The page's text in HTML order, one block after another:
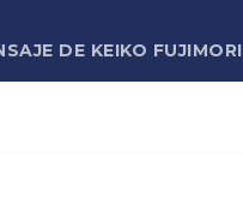
DE KEIKO